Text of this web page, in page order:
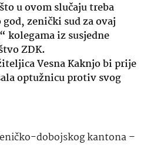
u ovom slučaju treba
zenički sud za ovaj
kolegama iz susjedne
ZDK.
Vesna Kaknjo bi prije
optužnicu protiv svog
dobojskog kantona –